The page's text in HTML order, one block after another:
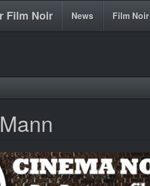
Film Noir News Film Noir